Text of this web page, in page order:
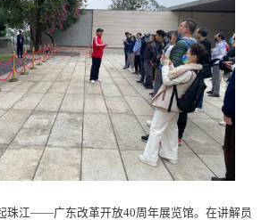
珠江——广东改革开放40周年展览馆。在讲解员